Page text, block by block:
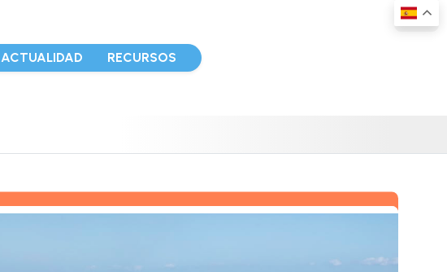
ACTUALIDAD RECURSOS